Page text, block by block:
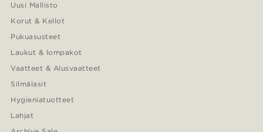
Uusi Mallisto
Korut & Kellot
Pukuasusteet
Laukut & lompakot
Vaatteet & Alusvaatteet
Silmälasit
Hygieniatuotteet
Lahjat